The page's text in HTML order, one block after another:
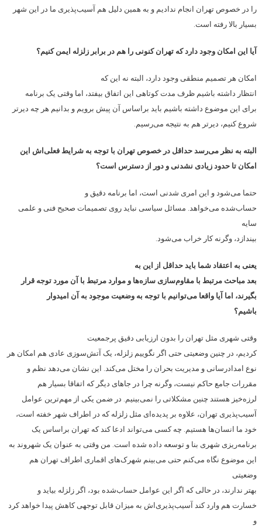
را در خصوص تهران انجام ندادیم و به همین دلیل هم آسیب‌پذیری ما در این شهر
بسیار بالا رفته است.
آیا این امکان وجود دارد که تهران کنونی را هم در برابر زلزله ایمن کنیم؟
امکان هر تصمیم منطقی وجود دارد، البته نه این که
انتظار داشته باشیم ظرف مدت کوتاهی این اتفاق بیفتد، اما وقتی یک برنامه
برای این موضوع داشته باشیم باید براساس آن پیش برویم و بدانیم هر چه دیرتر
شروع کنیم، دیرتر هم به نتیجه می‌رسیم.
البته به نظر می‌رسد حداقل در خصوص تهران با توجه به شرایط فعلی‌اش این
امکان تا حدود زیادی نشدنی و دور از دسترس است؟
حتما می‌شود و این امری شدنی است، اما برنامه دقیق و
حساب‌شده می‌خواهد. مسائل سیاسی نباید روی تصمیمات صحیح فنی و علمی
سایه
بیندازد، وگرنه کار خراب می‌شود.
یعنی به اعتقاد شما باید حداقل از این به
بعد مباحث مرتبط با مقاوم‌سازی سازه‌ها و موارد مرتبط با آن مورد توجه قرار
بگیرند، اما آیا واقعا می‌توانیم با توجه به وضعیت موجود به آن امیدوار
باشیم؟
وقتی شهری مثل تهران را بدون ارزیابی دقیق پرجمعیت
کردیم، در چنین وضعیتی حتی اگر نگوییم زلزله، یک آتش‌سوزی عادی هم امکان هر
نوع امدادرسانی و مدیریت بحران را مختل می‌کند. این نشان می‌دهد نظم و
مقررات جامع حاکم نیست، وگرنه چرا در جاهای دیگر که اتفاقا بسیار هم
لرزه‌خیز هستند چنین مشکلاتی را نمی‌بینیم. در ضمن یکی از مهم‌ترین عوامل
آسیب‌پذیری تهران، علاوه بر پدیده‌ای مثل زلزله که در اطراف شهر خفته است،
خود ما انسان‌ها هستیم. چه کسی می‌تواند ادعا کند که تهران براساس یک
برنامه‌ریزی شهری بنا و توسعه داده شده است. من وقتی به عنوان یک شهروند به
این موضوع نگاه می‌کنم حتی می‌بینم شهرک‌های اقماری اطراف تهران هم
وضعیتی
بهتر ندارند، در حالی که اگر این عوامل حساب‌شده بود، اگر زلزله بیاید و
خسارت هم وارد کند آسیب‌پذیری‌اش به میزان قابل توجهی کاهش پیدا خواهد کرد
و